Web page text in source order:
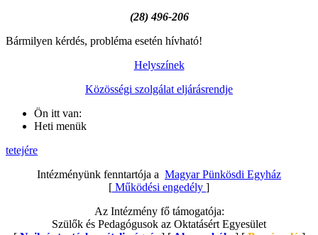
(28) 496-206
Bármilyen kérdés, probléma esetén hívható!
Helyszínek
Közösségi szolgálat eljárásrendje
Ön itt van:
Heti menük
tetejére
Intézményünk fenntartója a Magyar Pünkösdi Egyház
[ Működési engedély ]
Az Intézmény fő támogatója:
Szülők és Pedagógusok az Oktatásért Egyesület